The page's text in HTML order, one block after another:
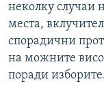
неколку случаи
места,
спорадични
на можните
поради